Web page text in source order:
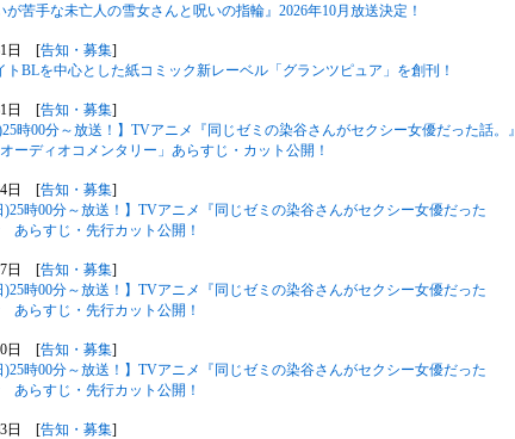
が苦手な未亡人の雪女さんと呪いの指輪』2026年10月放送決定！
日 [告知・募集]
トBLを中心とした紙コミック新レーベル「グランツピュア」を創刊！
日 [告知・募集]
)25時00分～放送！】TVアニメ『同じゼミの染谷さんがセクシー女優だった話。』
ーディオコメンタリー」あらすじ・カット公開！
日 [告知・募集]
)25時00分～放送！】TVアニメ『同じゼミの染谷さんがセクシー女優だった
あらすじ・先行カット公開！
日 [告知・募集]
)25時00分～放送！】TVアニメ『同じゼミの染谷さんがセクシー女優だった
あらすじ・先行カット公開！
日 [告知・募集]
)25時00分～放送！】TVアニメ『同じゼミの染谷さんがセクシー女優だった
あらすじ・先行カット公開！
日 [告知・募集]